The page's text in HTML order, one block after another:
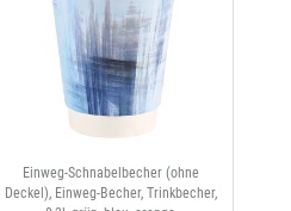
Einweg-Schnabelbecher (ohne
Deckel), Einweg-Becher, Trinkbecher,